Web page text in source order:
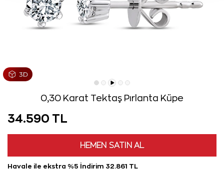
0,30 Karat Tektaş Pırlanta Küpe
34.590 TL
HEMEN SATIN AL
Havale ile ekstra %5 İndirim 32.861 TL